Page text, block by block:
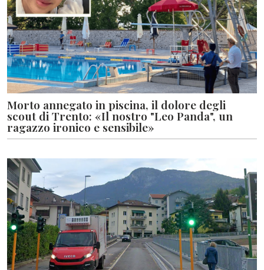
Morto annegato in piscina, il dolore degli
scout di Trento: «Il nostro "Leo Panda", un
ragazzo ironico e sensibile»